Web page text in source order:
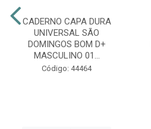
CADERNO CAPA DURA
UNIVERSAL SÃO
DOMINGOS BOM D+
MASCULINO 01...
Código: 44464